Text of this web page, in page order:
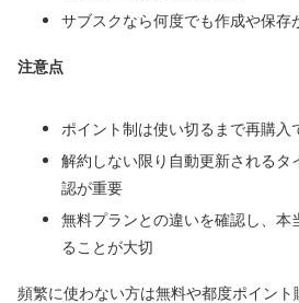
サブスクなら何度でも作成や保存
注意点
ポイント制は使い切るまで再購入
解約しない限り自動更新されるタ
認が重要
無料プランとの違いを確認し、本
ることが大切
頻繁に使わない方は無料や都度ポイン